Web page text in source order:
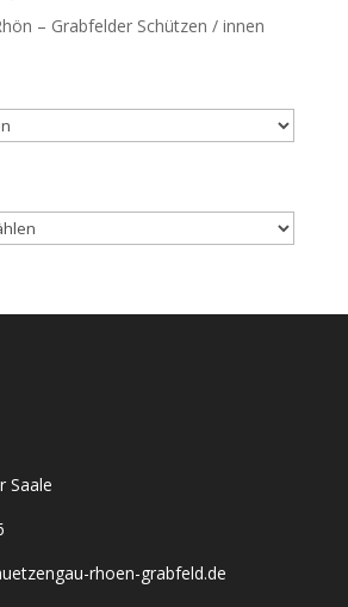
– Grabfelder Schützen / innen
Saale
rhoen-grabfeld.de